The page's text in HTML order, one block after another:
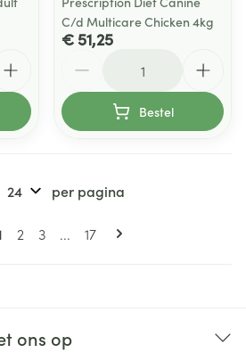
C/d Multicare Chicken 4kg
€ 51,25
Bestel
Pagina's
lees momenteel pagina
Pagina
2 Pagina
3 ... Pagina
17
per pagina
ons op